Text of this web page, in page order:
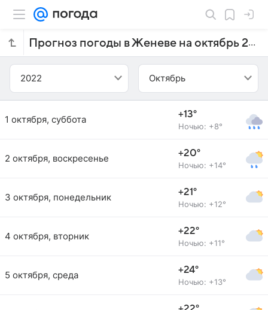
Прогноз погоды в Женеве на октябрь 2022 года
2022 Октябрь
1 октября, суббота +13°
Ночью: +8°
2 октября, воскресенье +20°
Ночью: +14°
3 октября, понедельник +21°
Ночью: +12°
4 октября, вторник +22°
Ночью: +11°
5 октября, среда +24°
Ночью: +13°